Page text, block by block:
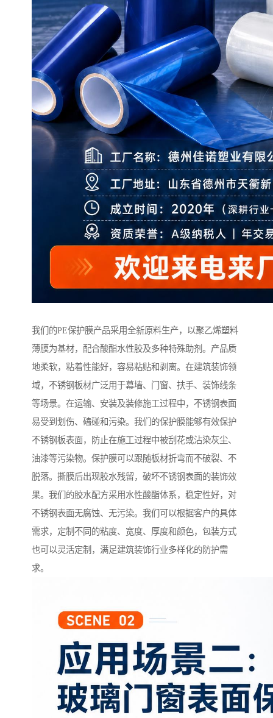
我们的PE保护膜产品采用全新原料生产，以聚乙烯塑料
薄膜为基材，配合酸酯水性胶及多种特殊助剂。产品质
地柔软，粘着性能好，容易粘贴和剥离。在建筑装饰领
域，不锈钢板材广泛用于幕墙、门窗、扶手、装饰线条
等场景。在运输、安装及装修施工过程中，不锈钢表面
易受到划伤、磕碰和污染。我们的保护膜能够有效保护
不锈钢板表面，防止在施工过程中被刮花或沾染灰尘、
油漆等污染物。保护膜可以跟随板材折弯而不破裂、不
脱落。撕膜后出现胶水残留，破坏不锈钢表面的装饰效
果。我们的胶水配方采用水性酸酯体系，稳定性好，对
不锈钢表面无腐蚀、无污染。我们可以根据客户的具体
需求，定制不同的粘度、宽度、厚度和颜色，包装方式
也可以灵活定制，满足建筑装饰行业多样化的防护需
求。